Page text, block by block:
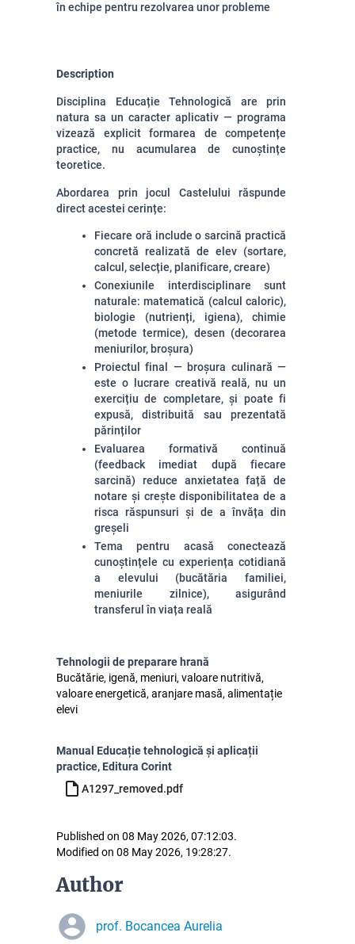
în echipe pentru rezolvarea unor probleme
Description
Disciplina Educație Tehnologică are prin
natura sa un caracter aplicativ — programa
vizează explicit formarea de competențe
practice, nu acumularea de cunoștințe
teoretice.
Abordarea prin jocul Castelului răspunde
direct acestei cerințe:
Fiecare oră include o sarcină practică
concretă realizată de elev (sortare,
calcul, selecție, planificare, creare)
Conexiunile interdisciplinare sunt
naturale: matematică (calcul caloric),
biologie (nutrienți, igiena), chimie
(metode termice), desen (decorarea
meniurilor, broșura)
Proiectul final — broșura culinară —
este o lucrare creativă reală, nu un
exercițiu de completare, și poate fi
expusă, distribuită sau prezentată
părinților
Evaluarea formativă continuă
(feedback imediat după fiecare
sarcină) reduce anxietatea față de
notare și crește disponibilitatea de a
risca răspunsuri și de a învăța din
greșeli
Tema pentru acasă conectează
cunoștințele cu experiența cotidiană
a elevului (bucătăria familiei,
meniurile zilnice), asigurând
transferul în viața reală
Tehnologii de preparare hrană
Bucătărie, igenă, meniuri, valoare nutritivă,
valoare energetică, aranjare masă, alimentație
elevi
Manual Educație tehnologică și aplicații
practice, Editura Corint
A1297_removed.pdf
Published on 08 May 2026, 07:12:03.
Modified on 08 May 2026, 19:28:27.
Author
prof. Bocancea Aurelia